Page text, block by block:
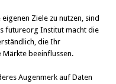
Ziele zu nutzen, sind
futureorg Institut macht die
die Ihr
beeinflussen.
Augenmerk auf Daten